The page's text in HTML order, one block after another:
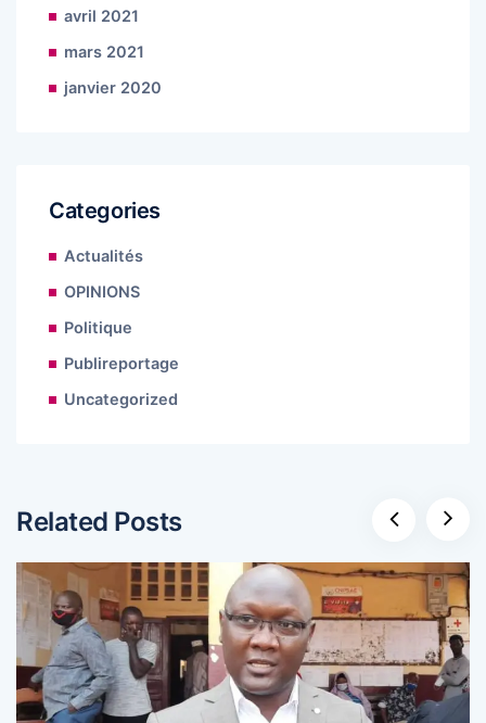
avril 2021
mars 2021
janvier 2020
Categories
Actualités
OPINIONS
Politique
Publireportage
Uncategorized
Related Posts